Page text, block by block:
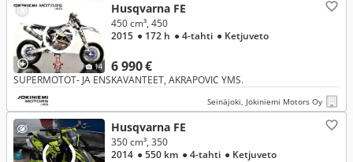
14
Husqvarna FE
6 990 €
450 cm³, 450
2015 ● 172 h ● 4-tahti ● Ketjuveto
SUPERMOTOT- JA ENSKAVANTEET, AKRAPOVIC YMS.
Seinäjoki, Jokiniemi Motors Oy
Husqvarna FE
350 cm³, 350
2014 ● 550 km ● 4-tahti ● Ketjuveto